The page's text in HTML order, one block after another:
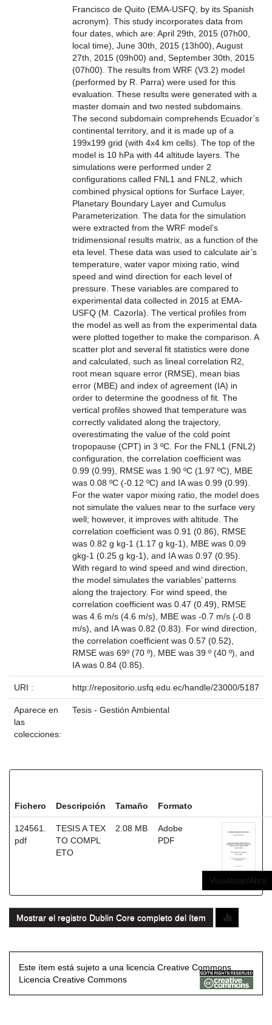
Francisco de Quito (EMA-USFQ, by its Spanish
acronym). This study incorporates data from
four dates, which are: April 29th, 2015 (07h00,
local time), June 30th, 2015 (13h00), August
27th, 2015 (09h00) and, September 30th, 2015
(07h00). The results from WRF (V3.2) model
(performed by R. Parra) were used for this
evaluation. These results were generated with a
master domain and two nested subdomains.
The second subdomain comprehends Ecuador’s
continental territory, and it is made up of a
199x199 grid (with 4x4 km cells). The top of the
model is 10 hPa with 44 altitude layers. The
simulations were performed under 2
configurations called FNL1 and FNL2, which
combined physical options for Surface Layer,
Planetary Boundary Layer and Cumulus
Parameterization. The data for the simulation
were extracted from the WRF model’s
tridimensional results matrix, as a function of the
eta level. These data was used to calculate air’s
temperature, water vapor mixing ratio, wind
speed and wind direction for each level of
pressure. These variables are compared to
experimental data collected in 2015 at EMA-
USFQ (M. Cazorla). The vertical profiles from
the model as well as from the experimental data
were plotted together to make the comparison. A
scatter plot and several fit statistics were done
and calculated, such as lineal correlation R2,
root mean square error (RMSE), mean bias
error (MBE) and index of agreement (IA) in
order to determine the goodness of fit. The
vertical profiles showed that temperature was
correctly validated along the trajectory,
overestimating the value of the cold point
tropopause (CPT) in 3 ºC. For the FNL1 (FNL2)
configuration, the correlation coefficient was
0.99 (0.99), RMSE was 1.90 ºC (1.97 ºC), MBE
was 0.08 ºC (-0.12 ºC) and IA was 0.99 (0.99).
For the water vapor mixing ratio, the model does
not simulate the values near to the surface very
well; however, it improves with altitude. The
correlation coefficient was 0.91 (0.86), RMSE
was 0.82 g kg-1 (1.17 g kg-1), MBE was 0.09
gkg-1 (0.25 g kg-1), and IA was 0.97 (0.95).
With regard to wind speed and wind direction,
the model simulates the variables’ patterns
along the trajectory. For wind speed, the
correlation coefficient was 0.47 (0.49), RMSE
was 4.6 m/s (4.6 m/s), MBE was -0.7 m/s (-0.8
m/s), and IA was 0.82 (0.83). For wind direction,
the correlation coefficient was 0.57 (0.52),
RMSE was 69º (70 º), MBE was 39 º (40 º), and
IA was 0.84 (0.85).
URI : http://repositorio.usfq.edu.ec/handle/23000/5187
Aparece en
las
colecciones:
Tesis - Gestión Ambiental
Fichero Descripción Tamaño Formato
124561.
pdf
TESIS A TEX
TO COMPL
ETO
2.08 MB
Adobe
PDF
Visualizar/Abrir
Mostrar el registro Dublin Core completo del ítem
Este ítem está sujeto a una licencia Creative Commons
Licencia Creative Commons